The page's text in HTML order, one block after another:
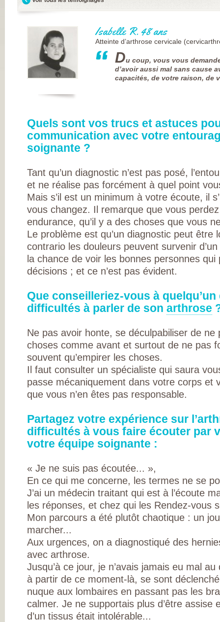
FRANÇAISE
(CESPHARM)
MÉDECINE
ET DE
RÉADAPTATION
DES
THERMAUX
FRANCE
RHUMATISMES
INSTITUT UPSA
LA DOULEUR
ORDRE
DES PÉDICURES-
PHYSIQUE ET DE
RÉADAPTATION
SOCIÉTÉ
DE CHIRURGIE
SOCIÉTÉ
DE
SYNDICAT
DES MÉDECINS
NOS
PIERRE FABRE
CHAINE
DU SOLEIL
EXPANSCIENCE
LABORATOIRES
GENEVRIER
ROTTAPHARM
PLATEFORME E-
SANTÉ SANOIA
EMPATIENT
ETATS
NOS ACTIONS EN
2012 ET 2013
LES ETATS
GÉNÉRAUX EN
PRATIQUE !
EVALUER LES 80
PROPOSITIONS
ÉMISES
DITES STOP À
ÊTRE ÉVITÉE
L’ARTHROSE SE
SOIGNE
LA RECHERCHE
EN MARCHE
EN SAVOIR PLUS
CHIFFRES
LES FACTEURS
RISQUES
LES
MÉDICAUX
LES
NON
Isabelle R. 48 ans
Atteinte d’arthrose cervicale
Du coup, vous vous
d’avoir aussi mal sans cause
capacités, de votre raison, de
Quels sont vos trucs et astuces
communication avec votre
soignante ?
Tant qu’un diagnostic n’est pas posé,
et ne réalise pas forcément à quel point
Mais s’il est un minimum à votre écoute, il
vous changez. Il remarque que vous
endurance, qu’il y a des choses que vous
Le problème est qu’un diagnostic peut être
contrario les douleurs peuvent survenir
la chance de voir les bonnes personnes
décisions ; et ce n’est pas évident.
Que conseilleriez-vous à
difficultés à parler de son arthrose
Ne pas avoir honte, se déculpabiliser de ne
choses comme avant et surtout de ne pas
souvent qu’empirer les choses.
Il faut consulter un spécialiste qui saura
passe mécaniquement dans votre corps et
que vous n’en êtes pas responsable.
Partagez votre expérience sur
difficultés à vous faire écouter par
votre équipe soignante :
« Je ne suis pas écoutée... »,
En ce qui me concerne, les termes ne se
J’ai un médecin traitant qui est à l’écoute
les réponses, et chez qui les Rendez-vous
Mon parcours a été plutôt chaotique : un
marcher...
Aux urgences, on a diagnostiqué des
avec arthrose.
Jusqu’à ce jour, je n’avais jamais eu mal
à partir de ce moment-là, se sont
nuque aux lombaires en passant pas les
calmer. Je ne supportais plus d’être assise
d’un tissus était intolérable...